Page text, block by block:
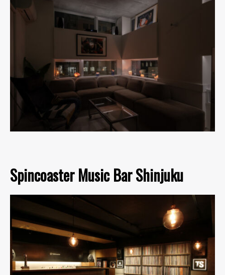
Spincoaster Music Bar Shinjuku